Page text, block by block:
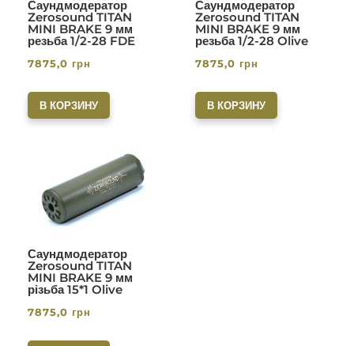
Саундмодератор
Zerosound TITAN
MINI BRAKE 9 мм
резьба 1/2-28 FDE
7875,0 грн
В КОРЗИНУ
Саундмодератор
Zerosound TITAN
MINI BRAKE 9 мм
резьба 1/2-28 Olive
7875,0 грн
В КОРЗИНУ
Саундмодератор
Zerosound TITAN
MINI BRAKE 9 мм
різьба 15*1 Olive
7875,0 грн